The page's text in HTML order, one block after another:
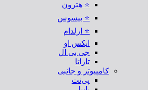
⭐ هترون
⭐ بیسوس
⭐ ارلدام
ایکس او
جی بی ال
تازاتا
کامپیوتر و جانبی
پی‌نت